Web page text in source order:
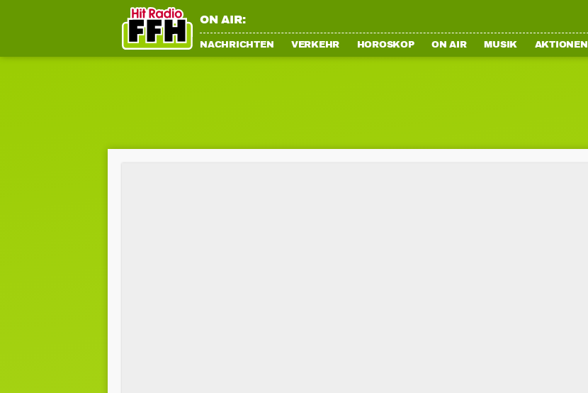
ON AIR:
NACHRICHTEN VERKEHR HOROSKOP ON AIR MUSIK AKTIONEN